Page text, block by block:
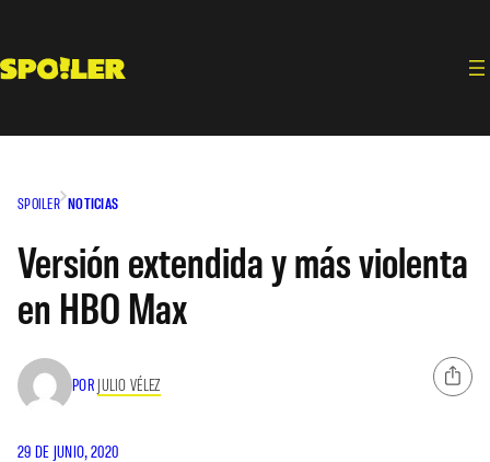
contenido
SPOILER NOTICIAS
Versión extendida y más violenta
en HBO Max
POR JULIO VÉLEZ
29 DE JUNIO, 2020